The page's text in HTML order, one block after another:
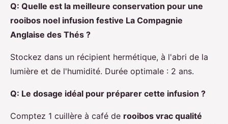
Q: Quelle est la meilleure conservation pour une
rooibos noel infusion festive La Compagnie
Anglaise des Thés ?
Stockez dans un récipient hermétique, à l'abri de la
lumière et de l'humidité. Durée optimale : 2 ans.
Q: Le dosage idéal pour préparer cette infusion ?
Comptez 1 cuillère à café de rooibos vrac qualité